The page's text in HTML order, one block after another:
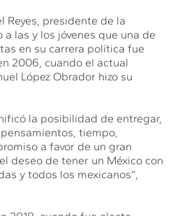
Reyes, presidente de la
las y los jóvenes que una de
en su carrera política fue
2006, cuando el actual
López Obrador hizo su
la posibilidad de entregar,
tiempo,
a favor de un gran
deseo de tener un México con
y todos los mexicanos”,